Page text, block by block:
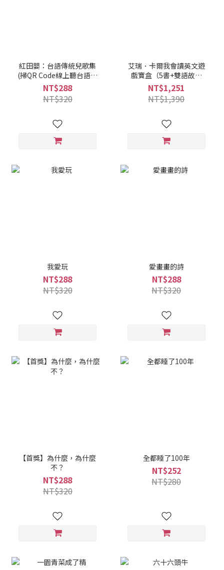
紅田嬰：台語傳統兒歌集
(掃QR Code線上聽台語兒
歌)
NT$288
NT$320
艾瑞．卡爾我會讀英文遊
戲寶盒（5書+雙語故事
CD+圖卡）
NT$1,251
NT$1,390
我愛玩
NT$288
NT$320
愛畫畫的詩
NT$288
NT$320
【首獎】為什麼，為什麼
不？
NT$288
NT$320
全都睡了100年
NT$252
NT$280